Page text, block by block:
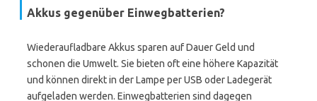
Akkus gegenüber Einwegbatterien?
Wiederaufladbare Akkus sparen auf Dauer Geld und
schonen die Umwelt. Sie bieten oft eine höhere Kapazität
und können direkt in der Lampe per USB oder Ladegerät
aufgeladen werden. Einwegbatterien sind dagegen